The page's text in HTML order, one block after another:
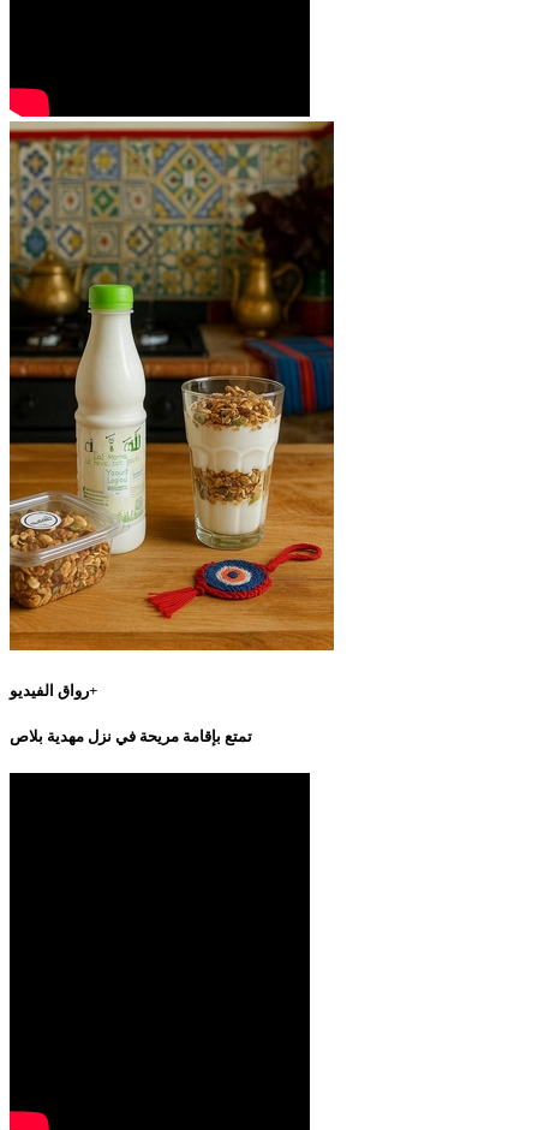
رواق الفيديو+
تمتع بإقامة مريحة في نزل مهدية بلاص